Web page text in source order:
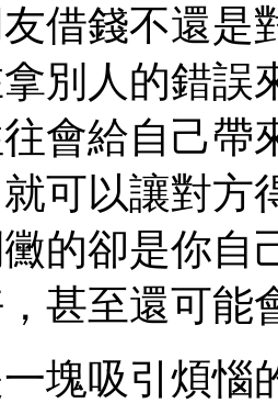
錢不還是
別人的錯誤
會給自己帶
可以讓對方
的卻是你自
甚至還可能
吸引煩惱